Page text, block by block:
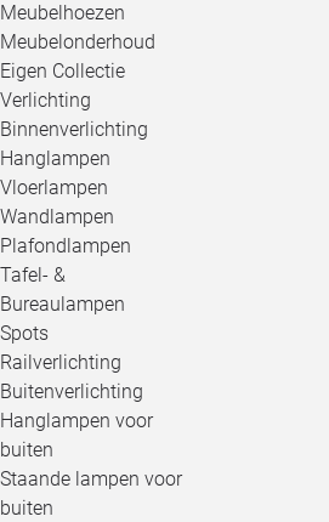
Meubelhoezen
Meubelonderhoud
Eigen Collectie
Verlichting
Binnenverlichting
Hanglampen
Vloerlampen
Wandlampen
Plafondlampen
Tafel- &
Bureaulampen
Spots
Railverlichting
Buitenverlichting
Hanglampen voor
buiten
Staande lampen voor
buiten